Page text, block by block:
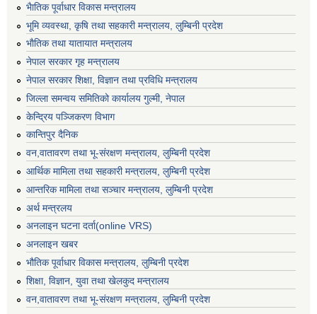
भैातिक पूर्वाधार विकास मन्त्रालय
भूमि व्यवस्था, कृषि तथा सहकारी मन्त्रालय, लु्म्बिनी प्रदेश
भाैतिक तथा यातायात मन्त्रालय
नेपाल सरकार गृह मन्त्रालय
नेपाल सरकार शिक्षा, विज्ञान तथा प्रविधि मन्त्रालय
जिल्ला समन्वय समितिको कार्यालय गुल्मी, नेपाल
केन्द्रिय पञ्जिकरण विभाग
कान्तिपुर दैनिक
वन,वातावरण तथा भू-संरक्षण मन्त्रालय, लुम्बिनी प्रदेश
आर्थिक मामिला तथा सहकारी मन्त्रालय, लुम्बिनी प्रदेश
आन्तरिक मामिला तथा सञ्चार मन्त्रालय, लुम्बिनी प्रदेश
अर्थ मन्त्रलय
अनलाइन घटना दर्ता(online VRS)
अनलाइन खबर
भौतिक पूर्वाधार विकास मन्त्रालय, लुम्बिनी प्रदेश
शिक्षा, विज्ञान, युवा तथा खेलकुद मन्‍‍त्रालय
वन,वातावरण तथा भू-संरक्षण मन्त्रालय, लुम्बिनी प्रदेश